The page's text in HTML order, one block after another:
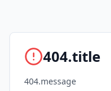
404.title
404.message